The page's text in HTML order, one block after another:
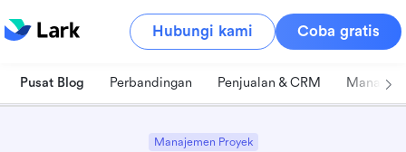
Hubungi kami Coba gratis
Pusat Blog Perbandingan Penjualan & CRM
Manajemen Proyek